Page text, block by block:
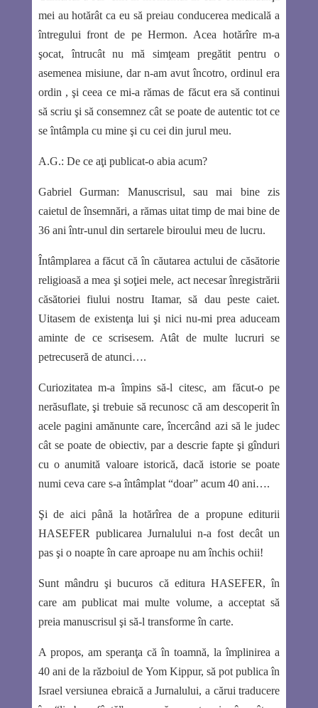
mei au hotărât ca eu să preiau conducerea medicală a
întregului front de pe Hermon. Acea hotărîre m-a
şocat, întrucât nu mă simţeam pregătit pentru o
asemenea misiune, dar n-am avut încotro, ordinul era
ordin , şi ceea ce mi-a rămas de făcut era să continui
să scriu şi să consemnez cât se poate de autentic tot ce
se întâmpla cu mine şi cu cei din jurul meu.
A.G.: De ce aţi publicat-o abia acum?
Gabriel Gurman: Manuscrisul, sau mai bine zis
caietul de însemnări, a rămas uitat timp de mai bine de
36 ani într-unul din sertarele biroului meu de lucru.
Întâmplarea a făcut că în căutarea actului de căsătorie
religioasă a mea şi soţiei mele, act necesar înregistrării
căsătoriei fiului nostru Itamar, să dau peste caiet.
Uitasem de existenţa lui şi nici nu-mi prea aduceam
aminte de ce scrisesem. Atât de multe lucruri se
petrecuseră de atunci….
Curiozitatea m-a împins să-l citesc, am făcut-o pe
nerăsuflate, şi trebuie să recunosc că am descoperit în
acele pagini amănunte care, încercând azi să le judec
cât se poate de obiectiv, par a descrie fapte şi gînduri
cu o anumită valoare istorică, dacă istorie se poate
numi ceva care s-a întâmplat “doar” acum 40 ani….
Şi de aici până la hotărîrea de a propune editurii
HASEFER publicarea Jurnalului n-a fost decât un
pas şi o noapte în care aproape nu am închis ochii!
Sunt mândru şi bucuros că editura HASEFER, în
care am publicat mai multe volume, a acceptat să
preia manuscrisul şi să-l transforme în carte.
A propos, am speranţa că în toamnă, la împlinirea a
40 ani de la războiul de Yom Kippur, să pot publica în
Israel versiunea ebraică a Jurnalului, a cărui traducere